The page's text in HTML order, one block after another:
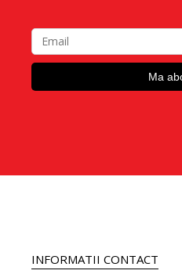
INFORMATII CONTACT